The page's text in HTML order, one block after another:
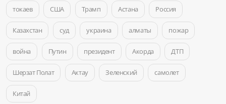
токаев США Трамп Астана Россия
Казахстан суд украина алматы пожар
война Путин президент Акорда ДТП
Шерзат Полат Актау Зеленский самолет
Китай